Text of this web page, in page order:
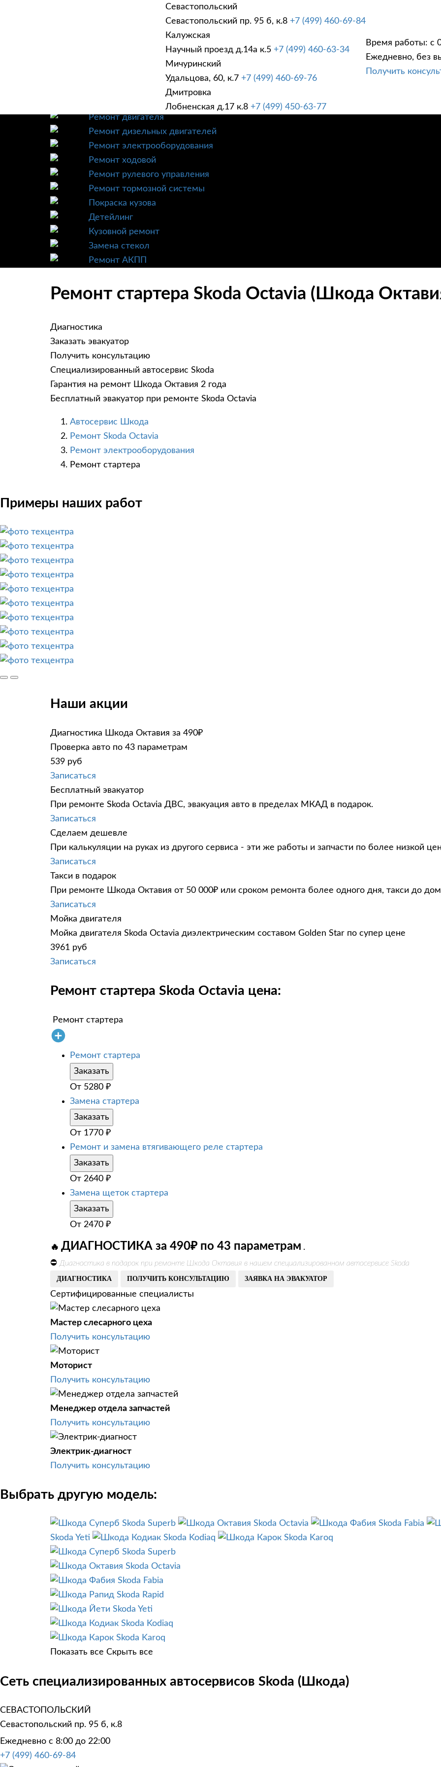
Севастопольский
Севастопольский пр. 95 б, к.8 +7 (499) 460-69-84
Калужская
Научный проезд д.14а к.5 +7 (499) 460-63-34
Мичуринский
Удальцова, 60, к.7 +7 (499) 460-69-76
Дмитровка
Лобненская д.17 к.8 +7 (499) 450-63-77
Время работы: с
Ежедневно, без
Получить
УСЛУГИ
Техническое обслуживание
Ремонт трансмиссии
Ремонт двигателя
Ремонт дизельных двигателей
Ремонт электрооборудования
Ремонт ходовой
Ремонт рулевого управления
Ремонт тормозной системы
Покраска кузова
Детейлинг
Кузовной ремонт
Замена стекол
Ремонт АКПП
Ремонт стартера Skoda Octavia (Шкода
Диагностика
Заказать эвакуатор
Получить консультацию
Специализированный автосервис Skoda
Гарантия на ремонт Шкода Октавия 2 года
Бесплатный эвакуатор при ремонте Skoda Octavia
Автосервис Шкода
Ремонт Skoda Octavia
Ремонт электрооборудования
Ремонт стартера
Примеры наших работ
Наши акции
Диагностика Шкода Октавия за 490₽
Проверка авто по 43 параметрам
539 руб
Записаться
Бесплатный эвакуатор
При ремонте Skoda Octavia ДВС, эвакуация авто в пределах МКАД в подарок.
Записаться
Сделаем дешевле
При калькуляции на руках из другого сервиса - эти же работы и запчасти по более низкой
Записаться
Такси в подарок
При ремонте Шкода Октавия от 50 000₽ или сроком ремонта более одного дня, такси до
Записаться
Мойка двигателя
Мойка двигателя Skoda Octavia диэлектрическим составом Golden Star по супер цене
3961 руб
Записаться
Ремонт стартера Skoda Octavia цена:
Ремонт стартера
Ремонт стартера
Заказать
От 5280 ₽
Замена стартера
Заказать
От 1770 ₽
Ремонт и замена втягивающего реле стартера
Заказать
От 2640 ₽
Замена щеток стартера
Заказать
От 2470 ₽
🔥 ДИАГНОСТИКА за 490₽ по 43 параметрам .
⛔ Диагностика в подарок при ремонте Шкода Октавия в нашем специализированном автосервисе Skoda
ДИАГНОСТИКА ПОЛУЧИТЬ КОНСУЛЬТАЦИЮ ЗАЯВКА НА ЭВАКУАТОР
Сертифицированные специалисты
Мастер слесарного цеха
Получить консультацию
Моторист
Получить консультацию
Менеджер отдела запчастей
Получить консультацию
Электрик-диагност
Получить консультацию
Выбрать другую модель:
Skoda Superb Skoda Octavia
Skoda Fabia
Skoda Yeti
Skoda Kodiaq
Skoda Karoq
Skoda Superb
Skoda Octavia
Skoda Fabia
Skoda Rapid
Skoda Yeti
Skoda Kodiaq
Skoda Karoq
Показать все Скрыть все
Сеть специализированных автосервисов Skoda (Шкода)
СЕВАСТОПОЛЬСКИЙ
Севастопольский пр. 95 б, к.8
Ежедневно с 8:00 до 22:00
+7 (499) 460-69-84